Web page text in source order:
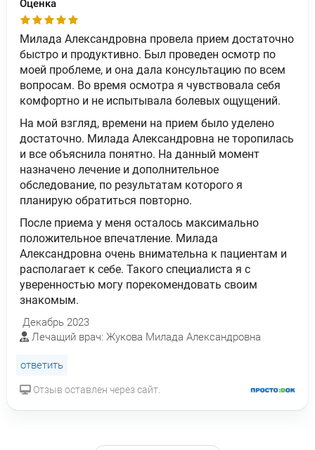
Оценка
Милада Александровна провела прием достаточно
быстро и продуктивно. Был проведен осмотр по
моей проблеме, и она дала консультацию по всем
вопросам. Во время осмотра я чувствовала себя
комфортно и не испытывала болевых ощущений.
На мой взгляд, времени на прием было уделено
достаточно. Милада Александровна не торопилась
и все объяснила понятно. На данный момент
назначено лечение и дополнительное
обследование, по результатам которого я
планирую обратиться повторно.
После приема у меня осталось максимально
положительное впечатление. Милада
Александровна очень внимательна к пациентам и
располагает к себе. Такого специалиста я с
уверенностью могу порекомендовать своим
знакомым.
Декабрь 2023
Лечащий врач: Жукова Милада Александровна
ответить
Отзыв оставлен через сайт.